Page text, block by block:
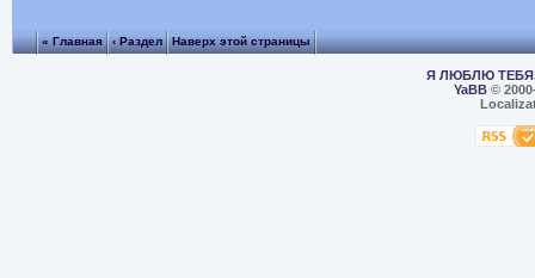
« Главная ‹ Раздел Наверх этой страницы
Я ЛЮБЛЮ
YaBB©